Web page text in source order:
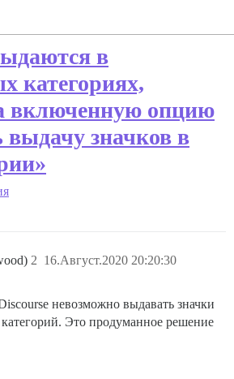
в
категориях,
включенную опцию
выдачу значков в
16.Август.2020 20:20:30
2
невозможно выдавать значки
Это продуманное решение